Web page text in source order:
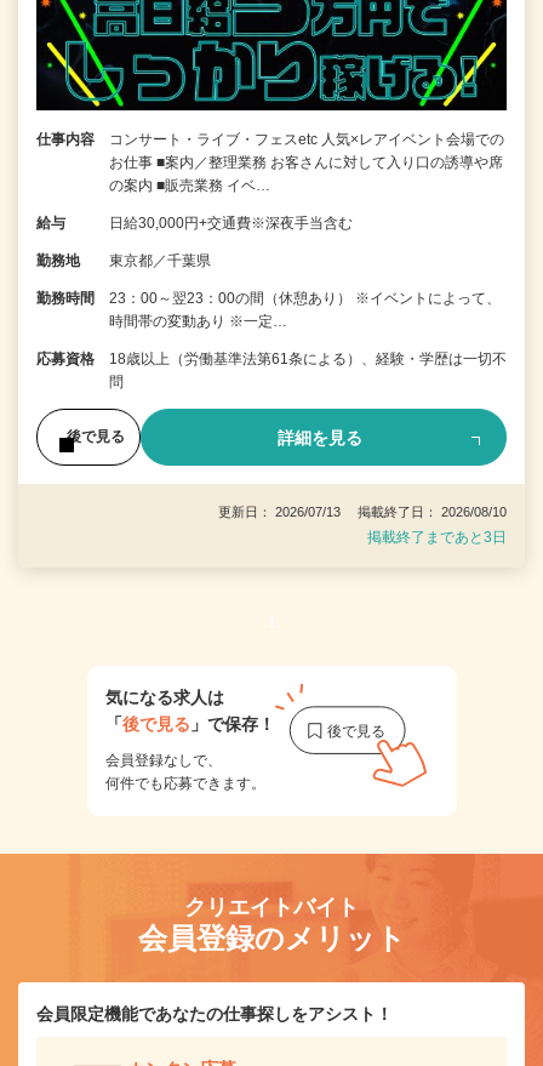
仕事内容
コンサート・ライブ・フェスetc 人気×レアイベント会場での
お仕事 ■案内／整理業務 お客さんに対して入り口の誘導や席
の案内 ■販売業務 イベ…
給与 日給30,000円+交通費※深夜手当含む
勤務地 東京都／千葉県
勤務時間
23：00～翌23：00の間（休憩あり） ※イベントによって、
時間帯の変動あり ※一定…
応募資格
18歳以上（労働基準法第61条による）、経験・学歴は一切不
問
後で見る 詳細を見る
更新日： 2026/07/13 掲載終了日： 2026/08/10
掲載終了まであと3日
1
気になる求人は
「後で見る 」で保存！
会員登録なしで、
何件でも応募できます。
クリエイトバイト
会員登録のメリット
会員限定機能であなたの仕事探しをアシスト！